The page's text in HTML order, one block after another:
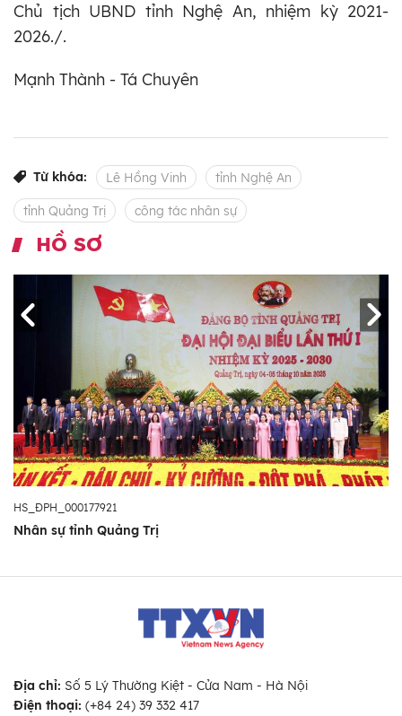
Chủ tịch UBND tỉnh Nghệ An, nhiệm kỳ 2021-
2026./.
Mạnh Thành - Tá Chuyên
Từ khóa: Lê Hồng Vinh tỉnh Nghệ An
tỉnh Quảng Trị công tác nhân sự
HỒ SƠ
HS_ĐPH_000177921
Nhân sự tỉnh Quảng Trị
Địa chỉ: Số 5 Lý Thường Kiệt - Cửa Nam - Hà Nội
Điện thoại: (+84 24) 39 332 417